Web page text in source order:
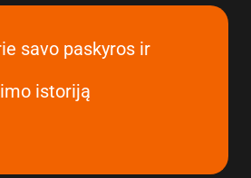
savo paskyros ir
istoriją